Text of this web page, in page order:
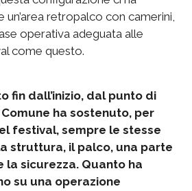
un’area retropalco con camerini,
operativa adeguata alle
come questo.
fin dall’inizio, dal punto di
ha sostenuto, per
festival, sempre le stesse
struttura, il palco, una parte
la sicurezza. Quanto ha
su una operazione